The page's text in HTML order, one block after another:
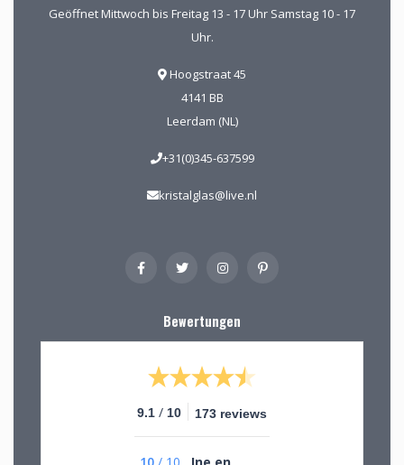
Geöffnet Mittwoch bis Freitag 13 - 17 Uhr Samstag 10 - 17
Uhr.
Hoogstraat 45
4141 BB
Leerdam (NL)
+31(0)345-637599
kristalglas@live.nl
Bewertungen
9.1 / 10 173 reviews